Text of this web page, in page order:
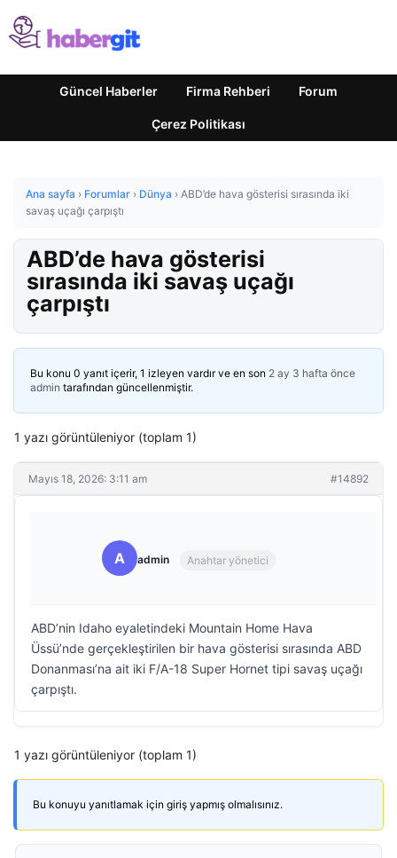
Güncel Haberler Firma Rehberi Forum
Çerez Politikası
Ana sayfa › Forumlar › Dünya › ABD’de hava gösterisi sırasında iki
savaş uçağı çarpıştı
ABD’de hava gösterisi
sırasında iki savaş uçağı
çarpıştı
Bu konu 0 yanıt içerir, 1 izleyen vardır ve en son 2 ay 3 hafta önce
admin tarafından güncellenmiştir.
1 yazı görüntüleniyor (toplam 1)
Mayıs 18, 2026: 3:11 am #14892
A admin Anahtar yönetici
ABD’nin Idaho eyaletindeki Mountain Home Hava
Üssü’nde gerçekleştirilen bir hava gösterisi sırasında ABD
Donanması’na ait iki F/A-18 Super Hornet tipi savaş uçağı
çarpıştı.
1 yazı görüntüleniyor (toplam 1)
Bu konuyu yanıtlamak için giriş yapmış olmalısınız.